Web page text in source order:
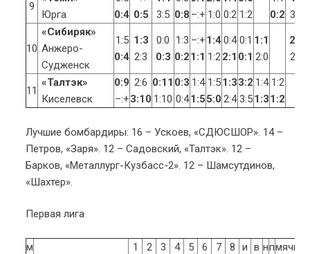
9
Юрга
0:4 0:5
3:5 0:8 –:+ 1:0 0:2 1:2
0:2 3:1
10
«Сибиряк»
Анжеро-
Судженск
1:5
0:4
1:3
2:3
0:0
0:3
1:3
0:2
–:+
1:1
1:4
1:2
0:4
2:1
0:1
0:1
1:1
2:0
2:1
2:1
11
«Талтэк»
Киселевск
0:9
–:+
2:6
3:10
0:11
1:10
0:3
0:4
1:4
1:5
1:5
5:0
1:3
2:4
3:2
3:5
1:4
1:3
1:2
1:2
Лучшие бомбардиры: 16 – Ускоев, «СДЮСШОР». 14 –
Петров, «Заря». 12 – Садовский, «Талтэк». 12 –
Барков, «Металлург-Кузбасс-2». 12 – Шамсутдинов,
«Шахтер».
Первая лига
м 1 2 3 4 5 6 7 8 и в нпмячи